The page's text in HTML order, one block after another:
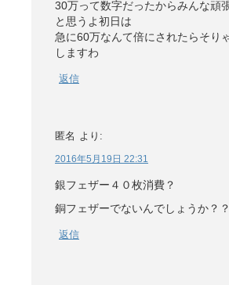
30万って数字だったからみんな頑
と思うよ初日は
急に60万なんて倍にされたらそり
しますわ
返信
匿名 より:
2016年5月19日 22:31
銀フェザー４０枚消費？
銅フェザーでないんでしょうか？
返信